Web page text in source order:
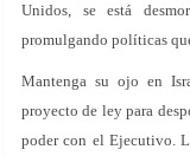
Unidos, se está
promulgando políticas
Mantenga su ojo en
proyecto de ley para
poder con el Ejecutivo.